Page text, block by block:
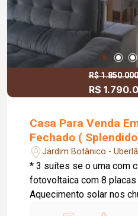
suíte e 1 banheiro social,
planejados, lavanderia.
Acomodação para várias
condicionado Área
Cozinha completa com
banheiro masculino e
externa: Completo com 2
quiosque externos;
Canil; Capela; **Elétrica e
terreno nova;
R$
R$
Casa Para Venda
Fechado (
Jardim Botânico -
* 3 suítes se o uma com
fotovoltaica com 8
Aquecimento solar nos chuveiros *